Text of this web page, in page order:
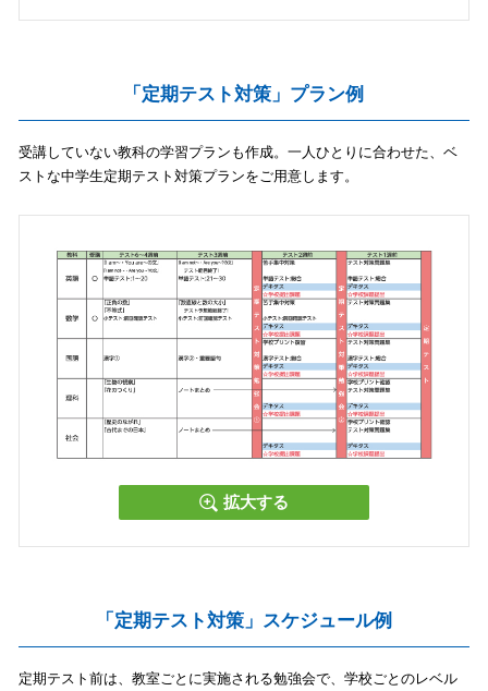
「定期テスト対策」プラン例
受講していない教科の学習プランも作成。一人ひとりに合わせた、ベ
ストな中学生定期テスト対策プランをご用意します。
拡大する
「定期テスト対策」スケジュール例
定期テスト前は、教室ごとに実施される勉強会で、学校ごとのレベル